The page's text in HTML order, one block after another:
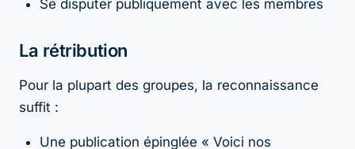
Se disputer publiquement avec les membres
La rétribution
Pour la plupart des groupes, la reconnaissance
suffit :
Une publication épinglée « Voici nos